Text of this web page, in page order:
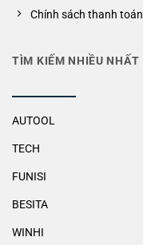
Chính sách thanh toán
TÌM KIẾM NHIỀU NHẤT
AUTOOL
TECH
FUNISI
BESITA
WINHI